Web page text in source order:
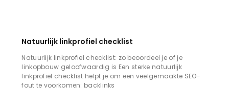
Natuurlijk linkprofiel checklist
Natuurlijk linkprofiel checklist: zo beoordeel je of je
linkopbouw geloofwaardig is Een sterke natuurlijk
linkprofiel checklist helpt je om een veelgemaakte SEO-
fout te voorkomen: backlinks